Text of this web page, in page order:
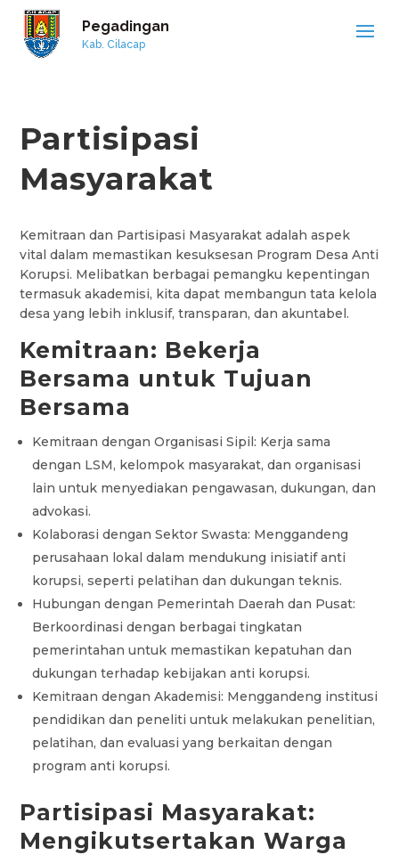
Pegadingan
Kab. Cilacap
Partisipasi
Masyarakat
Kemitraan dan Partisipasi Masyarakat adalah aspek
vital dalam memastikan kesuksesan Program Desa Anti
Korupsi. Melibatkan berbagai pemangku kepentingan
termasuk akademisi, kita dapat membangun tata kelola
desa yang lebih inklusif, transparan, dan akuntabel.
Kemitraan: Bekerja
Bersama untuk Tujuan
Bersama
Kemitraan dengan Organisasi Sipil: Kerja sama
dengan LSM, kelompok masyarakat, dan organisasi
lain untuk menyediakan pengawasan, dukungan, dan
advokasi.
Kolaborasi dengan Sektor Swasta: Menggandeng
perusahaan lokal dalam mendukung inisiatif anti
korupsi, seperti pelatihan dan dukungan teknis.
Hubungan dengan Pemerintah Daerah dan Pusat:
Berkoordinasi dengan berbagai tingkatan
pemerintahan untuk memastikan kepatuhan dan
dukungan terhadap kebijakan anti korupsi.
Kemitraan dengan Akademisi: Menggandeng institusi
pendidikan dan peneliti untuk melakukan penelitian,
pelatihan, dan evaluasi yang berkaitan dengan
program anti korupsi.
Partisipasi Masyarakat:
Mengikutsertakan Warga